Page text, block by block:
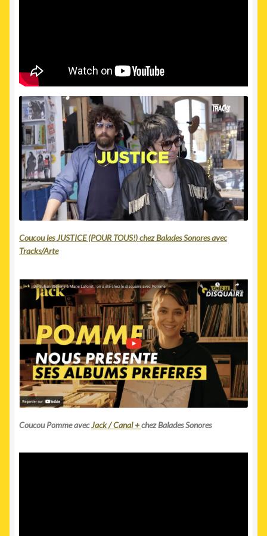
Coucou les JUSTICE (POUR TOUS!) chez Balades Sonores avec
Tracks/Arte
Coucou Pomme avecJack / Canal +chez Balades Sonores